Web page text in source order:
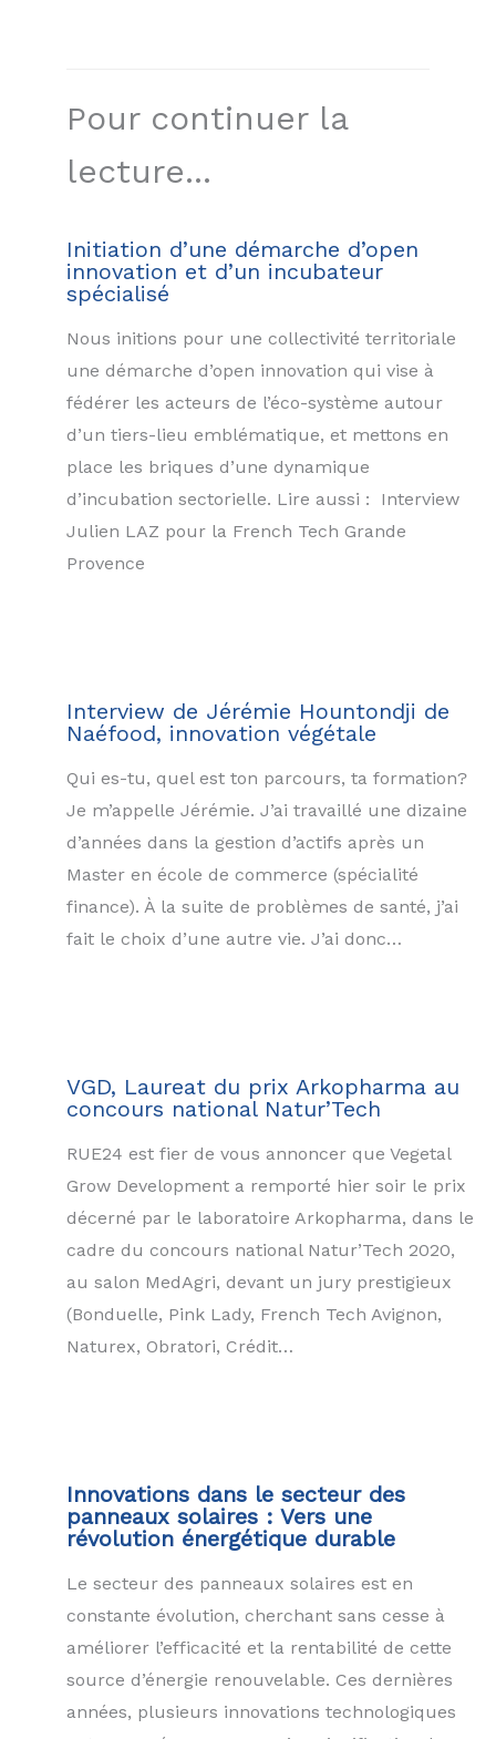
Pour continuer la
lecture...
Initiation d’une démarche d’open
innovation et d’un incubateur
spécialisé
Nous initions pour une collectivité territoriale
une démarche d’open innovation qui vise à
fédérer les acteurs de l’éco-système autour
d’un tiers-lieu emblématique, et mettons en
place les briques d’une dynamique
d’incubation sectorielle. Lire aussi : Interview
Julien LAZ pour la French Tech Grande
Provence
Interview de Jérémie Hountondji de
Naéfood, innovation végétale
Qui es-tu, quel est ton parcours, ta formation?
Je m’appelle Jérémie. J’ai travaillé une dizaine
d’années dans la gestion d’actifs après un
Master en école de commerce (spécialité
finance). À la suite de problèmes de santé, j’ai
fait le choix d’une autre vie. J’ai donc…
VGD, Laureat du prix Arkopharma au
concours national Natur’Tech
RUE24 est fier de vous annoncer que Vegetal
Grow Development a remporté hier soir le prix
décerné par le laboratoire Arkopharma, dans le
cadre du concours national Natur’Tech 2020,
au salon MedAgri, devant un jury prestigieux
(Bonduelle, Pink Lady, French Tech Avignon,
Naturex, Obratori, Crédit…
Innovations dans le secteur des
panneaux solaires : Vers une
révolution énergétique durable
Le secteur des panneaux solaires est en
constante évolution, cherchant sans cesse à
améliorer l’efficacité et la rentabilité de cette
source d’énergie renouvelable. Ces dernières
années, plusieurs innovations technologiques